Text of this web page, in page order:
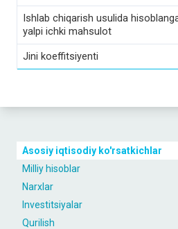
Asosiy iqtisodiy ko'rsatkichlar
Milliy hisoblar
Narxlar
Investitsiyalar
Qurilish
Ishlab chiqarish usulida
yalpi ichki mahsulot
Jini koeffitsiyenti